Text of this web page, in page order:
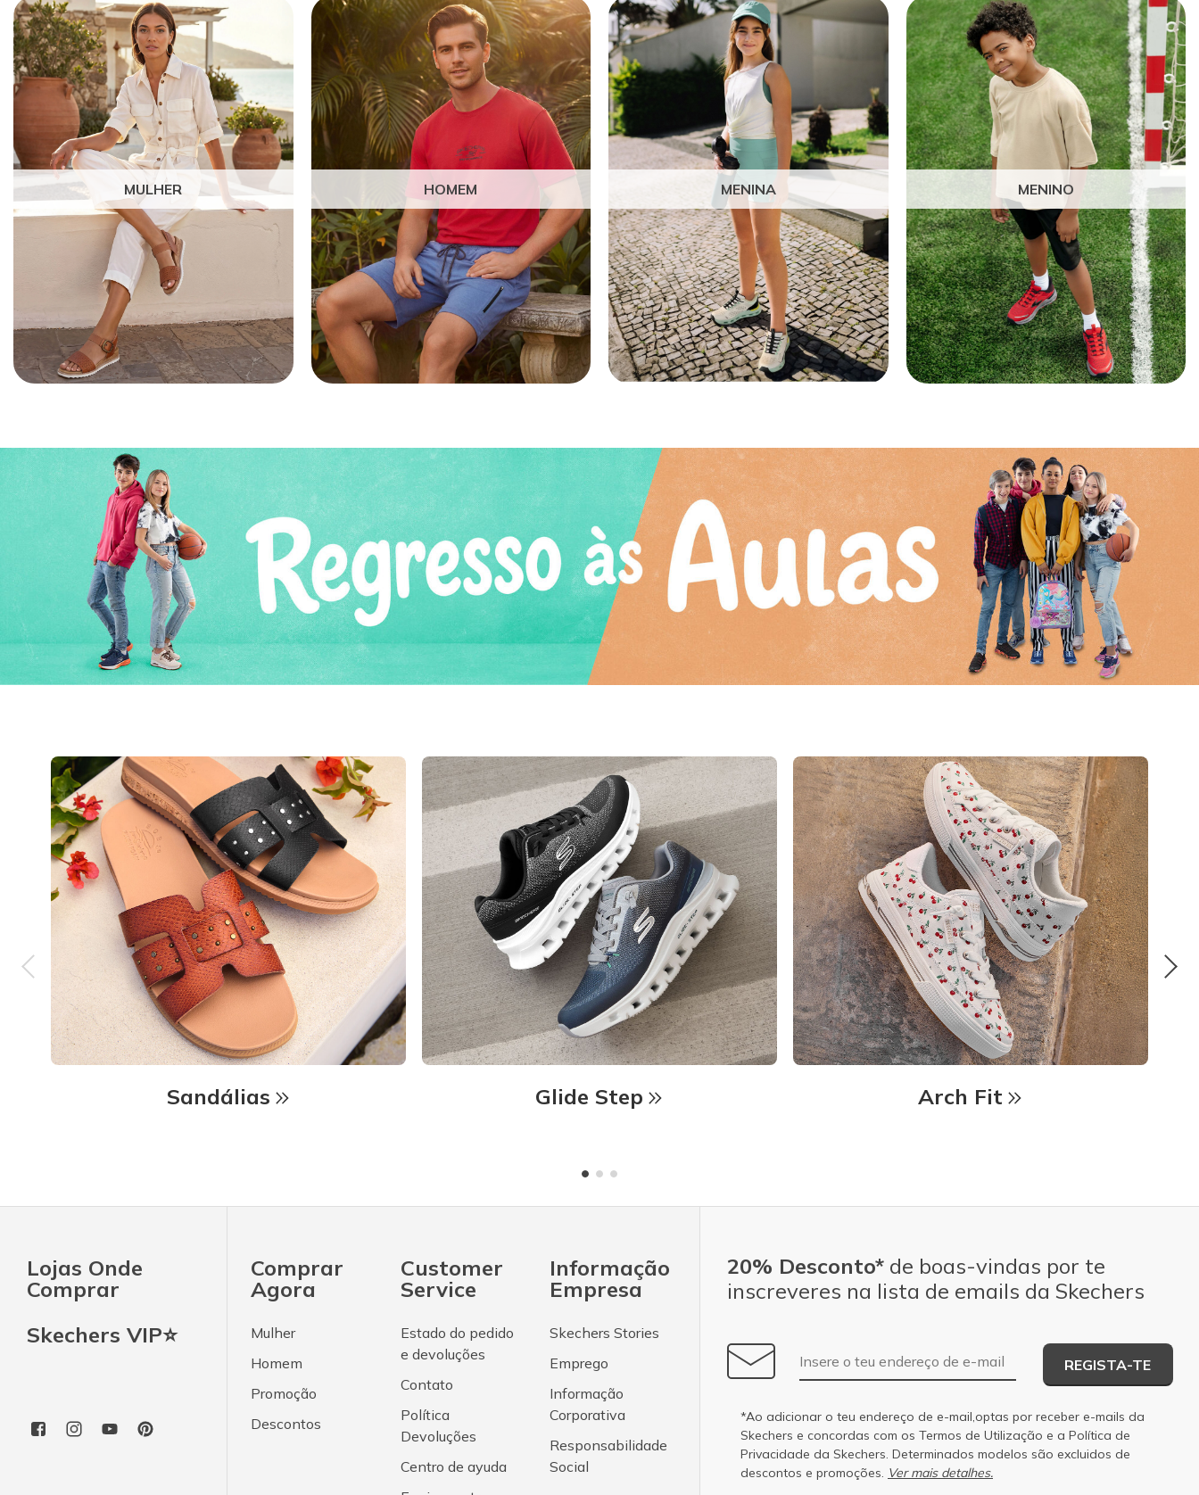
MULHER HOMEM MENINA MENINO
Sandálias Glide Step Arch Fit
Lojas Onde
Comprar
Skechers VIP⭐
Comprar
Agora
Mulher
Homem
Promoção
Descontos
Customer
Service
Estado do pedido
e devoluções
Contato
Política
Devoluções
Centro de ayuda
Informação
Empresa
Skechers Stories
Emprego
Informação
Corporativa
Responsabilidade
Social
20% Desconto* de boas-vindas por te
inscreveres na lista de emails da Skechers
Endereço de e-mail
REGISTA-TE
*Ao adicionar o teu endereço de e-mail,optas por receber e-mails da
Skechers e concordas com os Termos de Utilização e a Política de
Privacidade da Skechers. Determinados modelos são excluidos de
descontos e promoções. Ver mais detalhes.